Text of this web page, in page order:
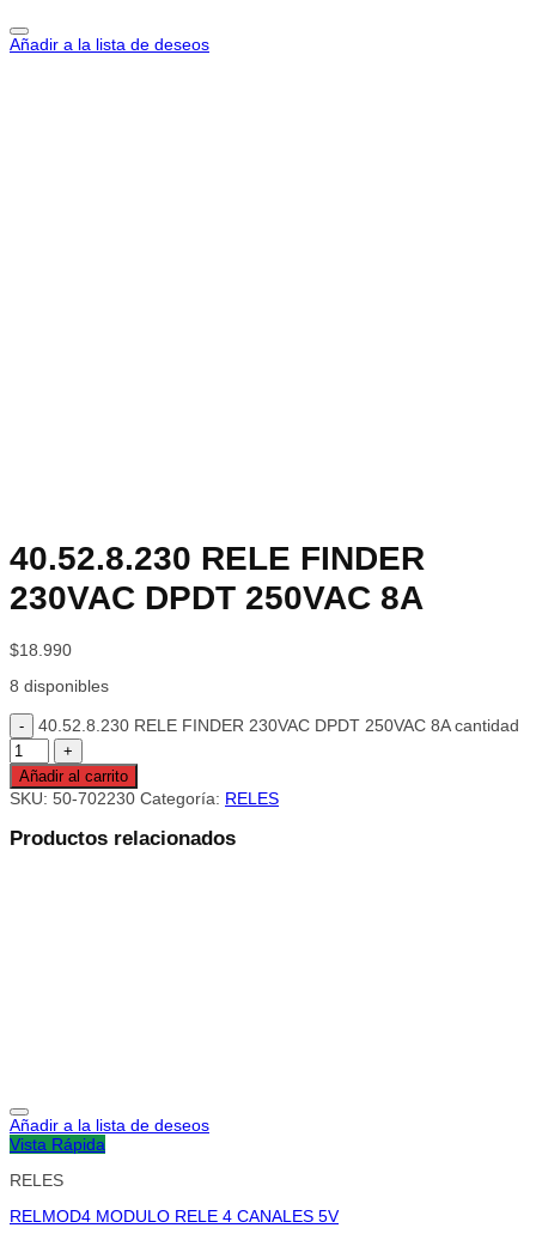
Añadir a la lista de deseos
40.52.8.230 RELE FINDER
230VAC DPDT 250VAC 8A
$18.990
8 disponibles
40.52.8.230 RELE FINDER 230VAC DPDT 250VAC 8A cantidad
Añadir al carrito
SKU: 50-702230 Categoría: RELES
Productos relacionados
Añadir a la lista de deseos
Vista Rápida
RELES
RELMOD4 MODULO RELE 4 CANALES 5V